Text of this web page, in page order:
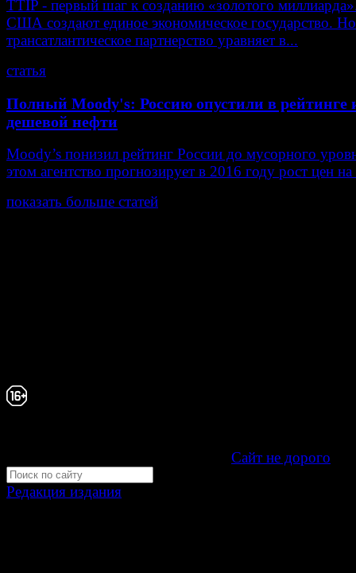
TTIP - первый шаг к созданию «золотого
США создают единое экономическое государство.
трансатлантическое партнерство уравняет в...
статья
Полный Moody's: Россию опустили в рейтинге
дешевой нефти
Moody’s понизил рейтинг России до мусорного
этом агентство прогнозирует в 2016 году рост цен
показать больше статей
Сайт не дорого
Редакция издания